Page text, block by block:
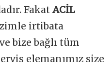
Fakat ACİL
irtibata
bize bağlı tüm
elemanımız size